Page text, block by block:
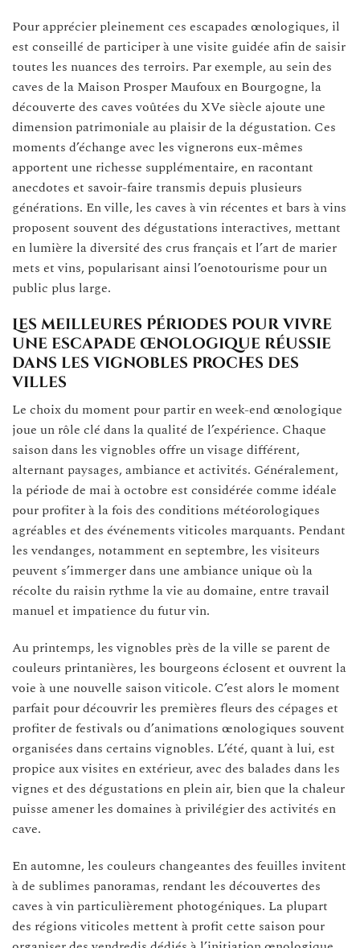
Pour apprécier pleinement ces escapades œnologiques, il
est conseillé de participer à une visite guidée afin de saisir
toutes les nuances des terroirs. Par exemple, au sein des
caves de la Maison Prosper Maufoux en Bourgogne, la
découverte des caves voûtées du XVe siècle ajoute une
dimension patrimoniale au plaisir de la dégustation. Ces
moments d’échange avec les vignerons eux-mêmes
apportent une richesse supplémentaire, en racontant
anecdotes et savoir-faire transmis depuis plusieurs
générations. En ville, les caves à vin récentes et bars à vins
proposent souvent des dégustations interactives, mettant
en lumière la diversité des crus français et l’art de marier
mets et vins, popularisant ainsi l’oenotourisme pour un
public plus large.
Les meilleures périodes pour vivre
une escapade œnologique réussie
dans les vignobles proches des
villes
Le choix du moment pour partir en week-end œnologique
joue un rôle clé dans la qualité de l’expérience. Chaque
saison dans les vignobles offre un visage différent,
alternant paysages, ambiance et activités. Généralement,
la période de mai à octobre est considérée comme idéale
pour profiter à la fois des conditions météorologiques
agréables et des événements viticoles marquants. Pendant
les vendanges, notamment en septembre, les visiteurs
peuvent s’immerger dans une ambiance unique où la
récolte du raisin rythme la vie au domaine, entre travail
manuel et impatience du futur vin.
Au printemps, les vignobles près de la ville se parent de
couleurs printanières, les bourgeons éclosent et ouvrent la
voie à une nouvelle saison viticole. C’est alors le moment
parfait pour découvrir les premières fleurs des cépages et
profiter de festivals ou d’animations œnologiques souvent
organisées dans certains vignobles. L’été, quant à lui, est
propice aux visites en extérieur, avec des balades dans les
vignes et des dégustations en plein air, bien que la chaleur
puisse amener les domaines à privilégier des activités en
cave.
En automne, les couleurs changeantes des feuilles invitent
à de sublimes panoramas, rendant les découvertes des
caves à vin particulièrement photogéniques. La plupart
des régions viticoles mettent à profit cette saison pour